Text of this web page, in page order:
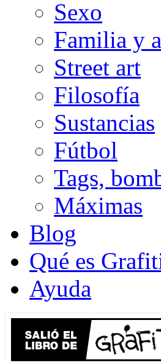
Sexo
Familia y
Street art
Filosofía
Sustancias
Fútbol
Tags,
Máximas
Blog
Qué es
Ayuda